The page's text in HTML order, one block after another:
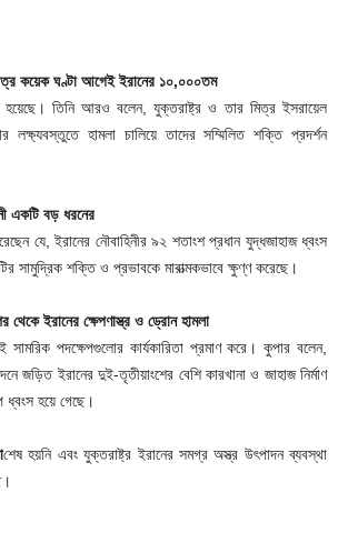
কয়েক ঘণ্টা আগেই ইরানের ১০,০০০তম
হয়েছে। তিনি আরও বলেন, যুক্তরাষ্ট্র ও তার মিত্র ইসরায়েল
লক্ষ্যবস্তুতে হামলা চালিয়ে তাদের সম্মিলিত শক্তি প্রদর্শন
একটি বড় ধরনের
যে, ইরানের নৌবাহিনীর ৯২ শতাংশ প্রধান যুদ্ধজাহাজ ধ্বংস
সামুদ্রিক শক্তি ও প্রভাবকে মারাত্মকভাবে ক্ষুণ্ণ করেছে।
ইরানের ক্ষেপণাস্ত্র ও ড্রোন হামলা
পদক্ষেপগুলোর কার্যকারিতা প্রমাণ করে। কুপার বলেন,
জড়িত ইরানের দুই-তৃতীয়াংশের বেশি কারখানা ও জাহাজ নির্মাণ
ধ্বংস হয়ে গেছে।
শেষ হয়নি এবং যুক্তরাষ্ট্র ইরানের সমগ্র অস্ত্র উৎপাদন ব্যবস্থা